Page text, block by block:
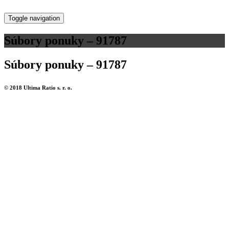
Toggle navigation
Súbory ponuky – 91787
Súbory ponuky – 91787
© 2018 Ultima Ratio s. r. o.